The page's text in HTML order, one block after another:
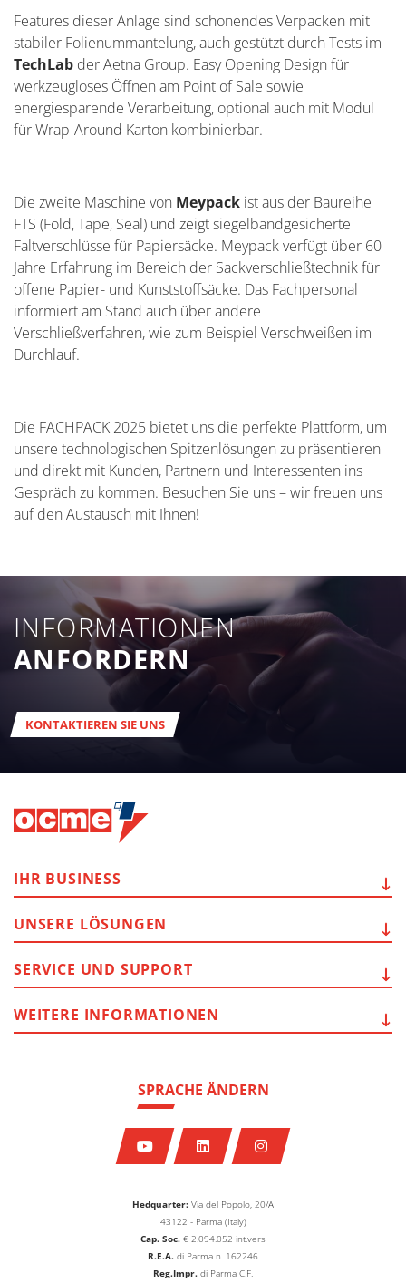
Features dieser Anlage sind schonendes Verpacken mit
stabiler Folienummantelung, auch gestützt durch Tests im
TechLab der Aetna Group. Easy Opening Design für
werkzeugloses Öffnen am Point of Sale sowie
energiesparende Verarbeitung, optional auch mit Modul
für Wrap-Around Karton kombinierbar.
Die zweite Maschine von Meypack ist aus der Baureihe
FTS (Fold, Tape, Seal) und zeigt siegelbandgesicherte
Faltverschlüsse für Papiersäcke. Meypack verfügt über 60
Jahre Erfahrung im Bereich der Sackverschließtechnik für
offene Papier- und Kunststoffsäcke. Das Fachpersonal
informiert am Stand auch über andere
Verschließverfahren, wie zum Beispiel Verschweißen im
Durchlauf.
Die FACHPACK 2025 bietet uns die perfekte Plattform, um
unsere technologischen Spitzenlösungen zu präsentieren
und direkt mit Kunden, Partnern und Interessenten ins
Gespräch zu kommen. Besuchen Sie uns – wir freuen uns
auf den Austausch mit Ihnen!
INFORMATIONEN
ANFORDERN
KONTAKTIEREN SIE UNS
Hedquarter: Via del Popolo, 20/A
43122 - Parma (Italy)
Cap. Soc. € 2.094.052 int.vers
R.E.A. di Parma n. 162246
Reg.Impr. di Parma C.F.
SPRACHE ÄNDERN
IHR BUSINESS
UNSERE LÖSUNGEN
SERVICE UND SUPPORT
WEITERE INFORMATIONEN